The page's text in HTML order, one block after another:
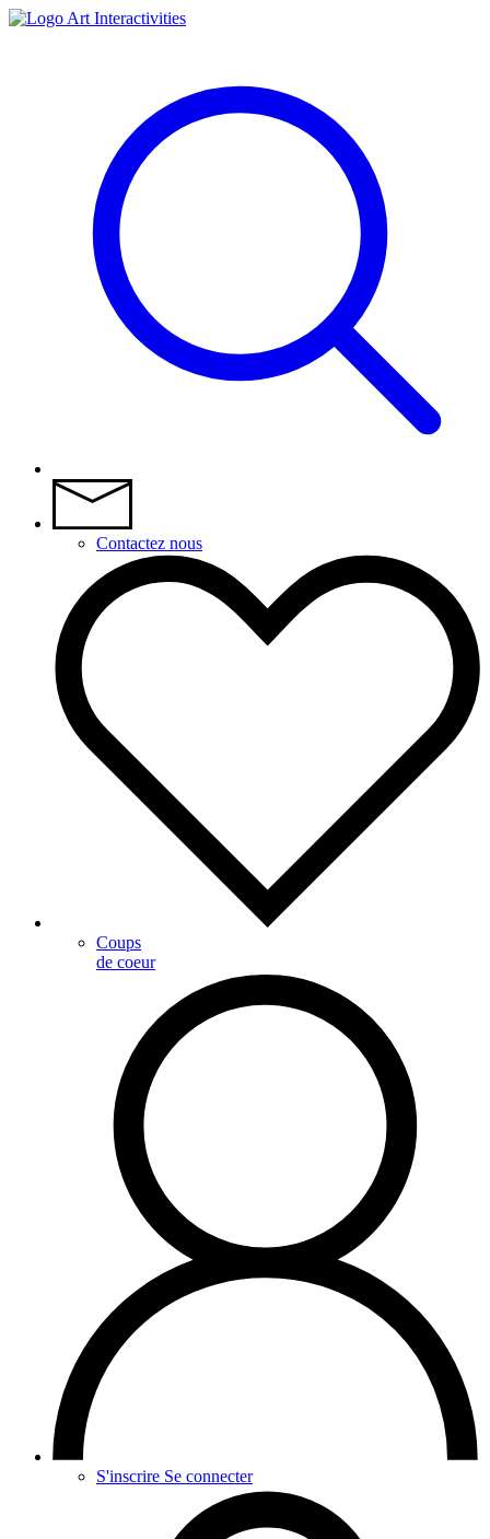
Art Interactivities
Contactez nous
Coups
de coeur
S'inscrire Se connecter